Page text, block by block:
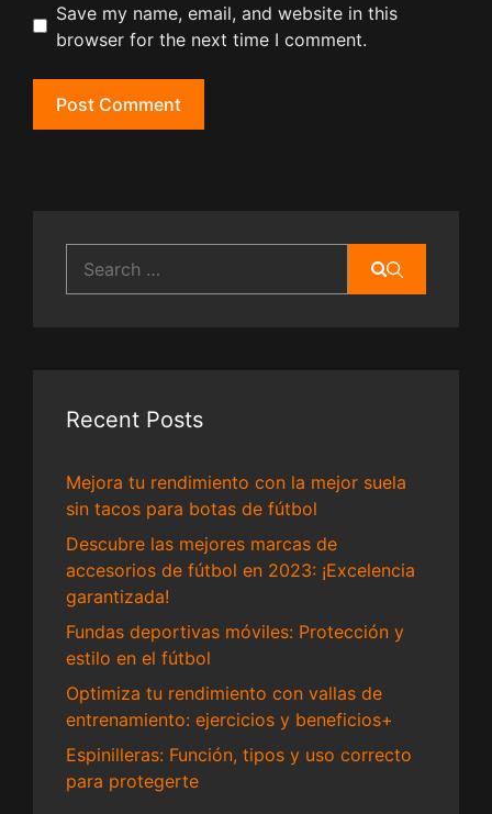
Save my name, email, and website in this
browser for the next time I comment.
for:
Recent Posts
Mejora tu rendimiento con la mejor suela
sin tacos para botas de fútbol
Descubre las mejores marcas de
accesorios de fútbol en 2023: ¡Excelencia
garantizada!
Fundas deportivas móviles: Protección y
estilo en el fútbol
Optimiza tu rendimiento con vallas de
entrenamiento: ejercicios y beneficios+
Espinilleras: Función, tipos y uso correcto
para protegerte